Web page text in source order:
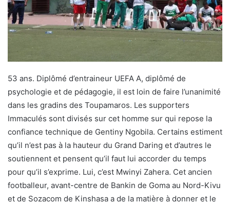
53 ans. Diplômé d’entraineur UEFA A, diplômé de
psychologie et de pédagogie, il est loin de faire l’unanimité
dans les gradins des Toupamaros. Les supporters
Immaculés sont divisés sur cet homme sur qui repose la
confiance technique de Gentiny Ngobila. Certains estiment
qu’il n’est pas à la hauteur du Grand Daring et d’autres le
soutiennent et pensent qu’il faut lui accorder du temps
pour qu’il s’exprime. Lui, c’est Mwinyi Zahera. Cet ancien
footballeur, avant-centre de Bankin de Goma au Nord-Kivu
et de Sozacom de Kinshasa a de la matière à donner et le